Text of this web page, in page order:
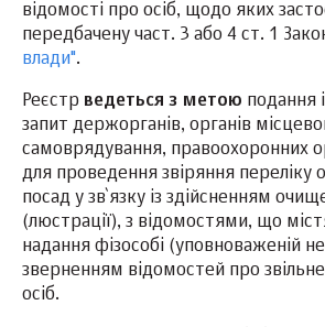
відомості про осіб, щодо яких
передбачену част. 3 або 4 ст. 1
влади".
Реєстр ведеться з метою подання
запит держорганів, органів
самоврядування, правоохоронних
для проведення звіряння переліку
посад у зв`язку із здійсненням
(люстрації), з відомостями, що
надання фізособі (уповноваженій
зверненням відомостей про
осіб.